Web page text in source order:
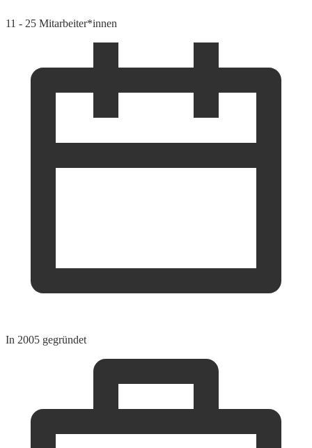
11 - 25 Mitarbeiter*innen
In 2005 gegründet